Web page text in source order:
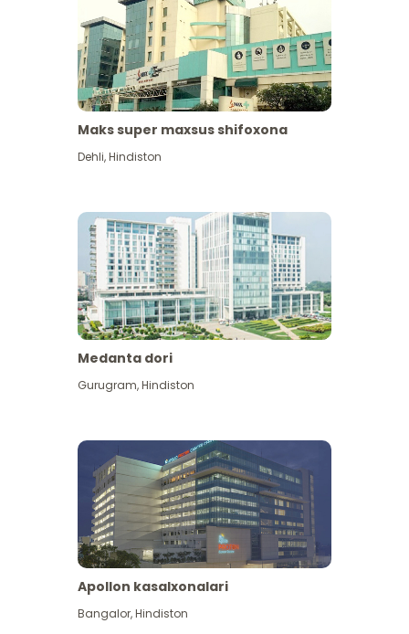
Maks super maxsus shifoxona
Dehli,Hindiston
Medanta dori
Gurugram,Hindiston
Apollon kasalxonalari
Bangalor,Hindiston